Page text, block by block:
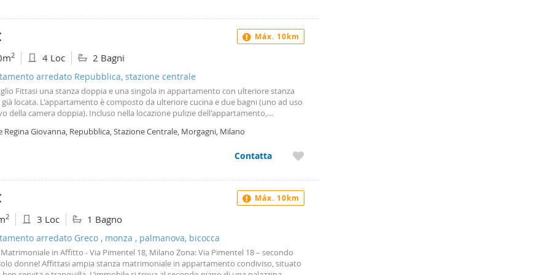
2 4 Loc 2 Bagni
arredato Repubblica, stazione centrale
Fittasi una stanza doppia e una singola in appartamento con ulteriore stanza
già locata. L'appartamento è composto da ulteriore cucina e due bagni (uno ad uso
della camera doppia). Incluso nella locazione pulizie dell'appartamento,
stoviglie pentole ecc. Lo stabile è ben abitato quindi non si possono tollerare
come feste (solo cene tranquille) o rumori esagerati come tv radio ad alto
Regina Giovanna, Repubblica, Stazione Centrale, Morgagni, Milano
Contatta
Máx. 10km
2 3 Loc 1 Bagno
arredato Greco , monza , palmanova, bicocca
in Affitto - Via Pimentel 18, Milano Zona: Via Pimentel 18 – secondo
donne! Affittasi ampia stanza matrimoniale in appartamento condiviso, situato
Máx. 10km